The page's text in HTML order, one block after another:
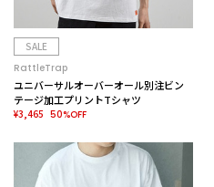
SALE
RattleTrap
ユニバーサルオーバーオール別注ビン
テージ加工プリントTシャツ
¥3,465 50%OFF